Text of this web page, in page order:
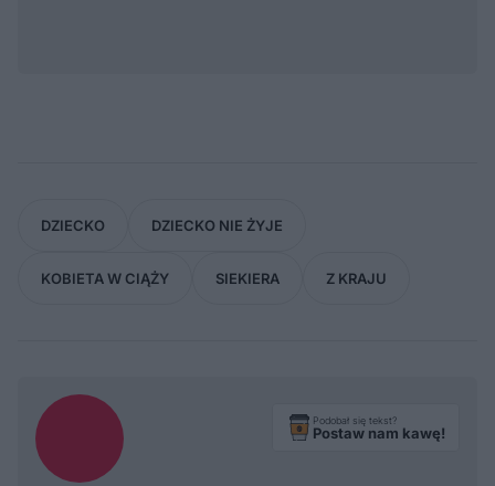
DZIECKO DZIECKO NIE ŻYJE
KOBIETA W CIĄŻY SIEKIERA Z KRAJU
Podobał się tekst?
Postaw nam kawę!